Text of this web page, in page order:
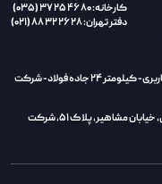
کارخانه: 80 46 25 37 (035)
دفتر تهران: 28 26 32 88 (021)
کارخانه: یزد؛ جاده کنار گذر یزد کرمان- نرسیده به پایانه باربری- کیلومتر 24 جاده فولاد- شرکت
دفتر تهران : خیابان کریم خان زند،‌خیایان قائم مقام فراهانی، خیابان مشاهیر، پلاک 51، شرکت